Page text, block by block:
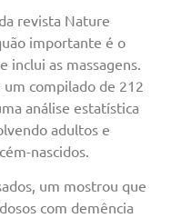
revista Nature
importante é o
inclui as massagens.
compilado de 212
análise estatística
adultos e
nascidos.
um mostrou que
com demência